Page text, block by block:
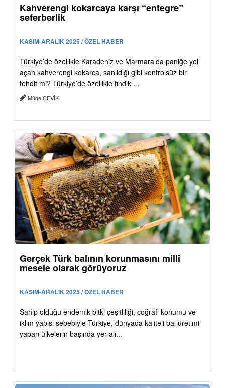
Kahverengi kokarcaya karşı “entegre”
seferberlik
KASIM-ARALIK 2025 / ÖZEL HABER
Türkiye’de özellikle Karadeniz ve Marmara’da paniğe yol
açan kahverengi kokarca, sanıldığı gibi kontrolsüz bir
tehdit mi? Türkiye’de özellikle fındık ...
Müge ÇEVİK
Gerçek Türk balının korunmasını millî
mesele olarak görüyoruz
KASIM-ARALIK 2025 / ÖZEL HABER
Sahip olduğu endemik bitki çeşitliliği, coğrafi konumu ve
iklim yapısı sebebiyle Türkiye, dünyada kaliteli bal üretimi
yapan ülkelerin başında yer alı...